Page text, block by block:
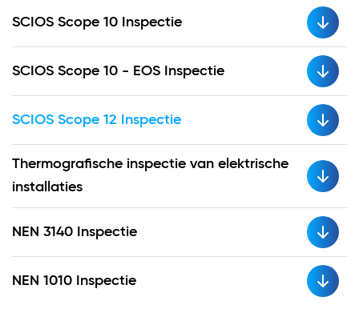
SCIOS Scope 10 Inspectie
SCIOS Scope 10 - EOS Inspectie
SCIOS Scope 12 Inspectie
Thermografische inspectie van elektrische
installaties
NEN 3140 Inspectie
NEN 1010 Inspectie